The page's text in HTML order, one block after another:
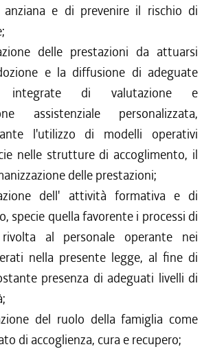
anziana e di prevenire il rischio di
delle prestazioni da attuarsi
e la diffusione di adeguate
integrate di valutazione e
assistenziale personalizzata,
l'utilizzo di modelli operativi
nelle strutture di accoglimento, il
delle prestazioni;
dell' attività formativa e di
specie quella favorente i processi di
rivolta al personale operante nei
nella presente legge, al fine di
presenza di adeguati livelli di
del ruolo della famiglia come
di accoglienza, cura e recupero;